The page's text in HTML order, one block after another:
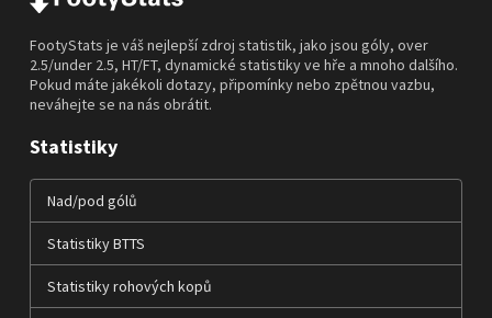
FootyStats je váš nejlepší zdroj statistik, jako jsou góly, over
2.5/under 2.5, HT/FT, dynamické statistiky ve hře a mnoho dalšího.
Pokud máte jakékoli dotazy, připomínky nebo zpětnou vazbu,
neváhejte se na nás obrátit.
Statistiky
Nad/pod gólů
Statistiky BTTS
Statistiky rohových kopů